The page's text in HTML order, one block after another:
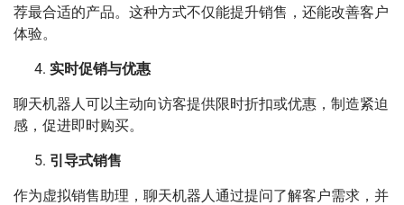
荐最合适的产品。这种方式不仅能提升销售，还能改善客户
体验。
实时促销与优惠
聊天机器人可以主动向访客提供限时折扣或优惠，制造紧迫
感，促进即时购买。
引导式销售
作为虚拟销售助理，聊天机器人通过提问了解客户需求，并